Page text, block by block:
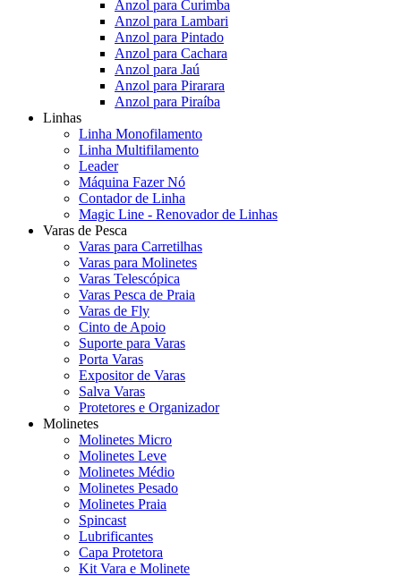
Anzol para Curimba
Anzol para Lambari
Anzol para Pintado
Anzol para Cachara
Anzol para Jaú
Anzol para Pirarara
Anzol para Piraíba
Linhas
Linha Monofilamento
Linha Multifilamento
Leader
Máquina Fazer Nó
Contador de Linha
Magic Line - Renovador de Linhas
Varas de Pesca
Varas para Carretilhas
Varas para Molinetes
Varas Telescópica
Varas Pesca de Praia
Varas de Fly
Cinto de Apoio
Suporte para Varas
Porta Varas
Expositor de Varas
Salva Varas
Protetores e Organizador
Molinetes
Molinetes Micro
Molinetes Leve
Molinetes Médio
Molinetes Pesado
Molinetes Praia
Spincast
Lubrificantes
Capa Protetora
Kit Vara e Molinete